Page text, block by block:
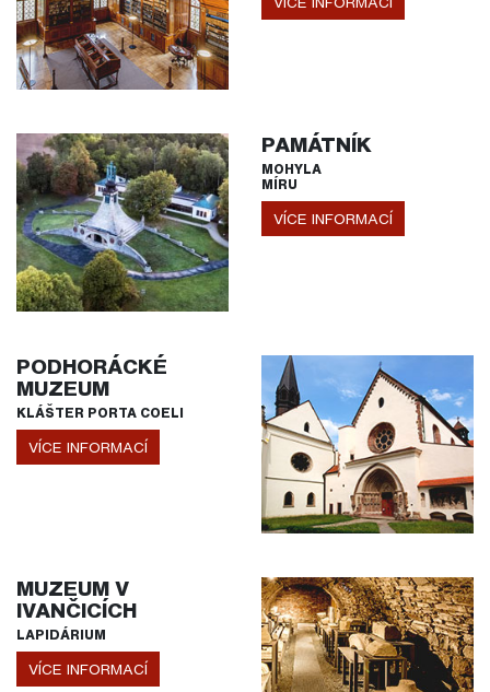
PAMÁTNÍK
MOHYLA
MÍRU
VÍCE INFORMACÍ
PODHORÁCKÉ
MUZEUM
KLÁŠTER PORTA COELI
VÍCE INFORMACÍ
MUZEUM V
IVANČICÍCH
LAPIDÁRIUM
VÍCE INFORMACÍ